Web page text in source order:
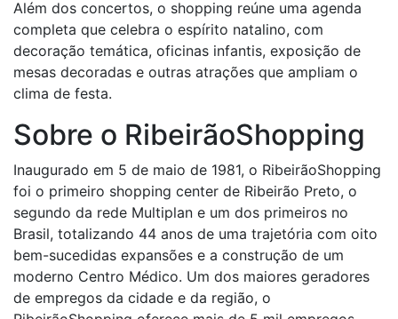
Além dos concertos, o shopping reúne uma agenda
completa que celebra o espírito natalino, com
decoração temática, oficinas infantis, exposição de
mesas decoradas e outras atrações que ampliam o
clima de festa.
Sobre o RibeirãoShopping
Inaugurado em 5 de maio de 1981, o RibeirãoShopping
foi o primeiro shopping center de Ribeirão Preto, o
segundo da rede Multiplan e um dos primeiros no
Brasil, totalizando 44 anos de uma trajetória com oito
bem-sucedidas expansões e a construção de um
moderno Centro Médico. Um dos maiores geradores
de empregos da cidade e da região, o